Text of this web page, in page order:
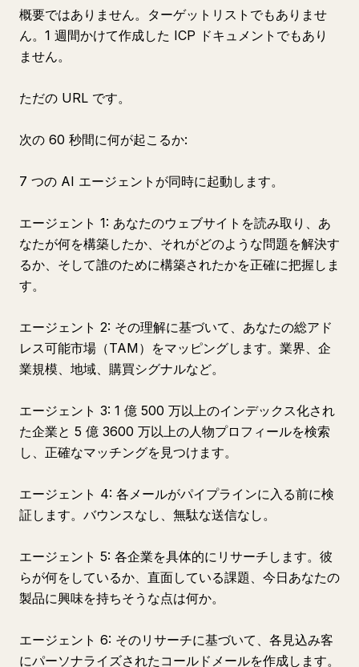
概要ではありません。ターゲットリストでもありませ
ん。1 週間かけて作成した ICP ドキュメントでもあり
ません。
ただの URL です。
次の 60 秒間に何が起こるか:
7 つの AI エージェントが同時に起動します。
エージェント 1: あなたのウェブサイトを読み取り、あ
なたが何を構築したか、それがどのような問題を解決す
るか、そして誰のために構築されたかを正確に把握しま
す。
エージェント 2: その理解に基づいて、あなたの総アド
レス可能市場（TAM）をマッピングします。業界、企
業規模、地域、購買シグナルなど。
エージェント 3: 1 億 500 万以上のインデックス化され
た企業と 5 億 3600 万以上の人物プロフィールを検索
し、正確なマッチングを見つけます。
エージェント 4: 各メールがパイプラインに入る前に検
証します。バウンスなし、無駄な送信なし。
エージェント 5: 各企業を具体的にリサーチします。彼
らが何をしているか、直面している課題、今日あなたの
製品に興味を持ちそうな点は何か。
エージェント 6: そのリサーチに基づいて、各見込み客
にパーソナライズされたコールドメールを作成します。